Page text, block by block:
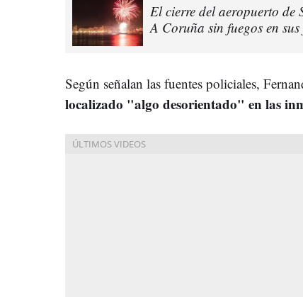
El cierre del aeropuerto de
A Coruña sin fuegos en sus
Según señalan las fuentes policiales,
localizado "algo desorientado" en las